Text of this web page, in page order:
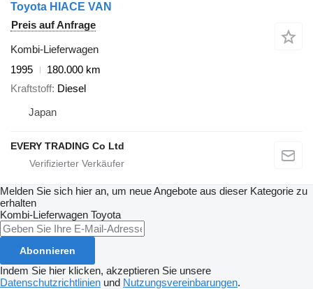
Toyota HIACE VAN
Preis auf Anfrage
Kombi-Lieferwagen
1995
180.000 km
Kraftstoff Diesel
Japan
EVERY TRADING Co Ltd
Melden Sie sich hier an, um neue Angebote aus dieser Kategorie zu
erhalten
Kombi-Lieferwagen Toyota
Abonnieren
Indem Sie hier klicken, akzeptieren Sie unsere
Datenschutzrichtlinien und Nutzungsvereinbarungen.